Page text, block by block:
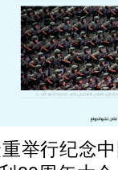
举行纪念